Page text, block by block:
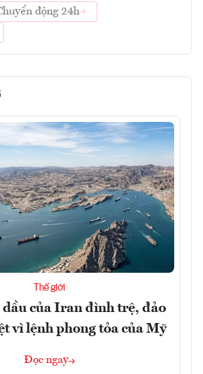
động 24h
Thế giới
của Iran đình trệ, đảo
vì lệnh phong tỏa của Mỹ
Đọc ngay